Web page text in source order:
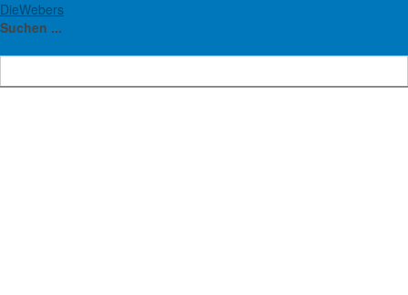
DieWebers
Suchen ...